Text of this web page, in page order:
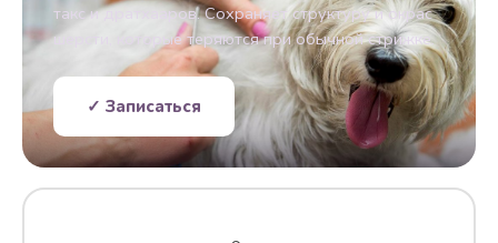
такс и дратхааров. Сохраняет структуру и окрас
шерсти, которые теряются при обычной стрижке.
✓ Записаться